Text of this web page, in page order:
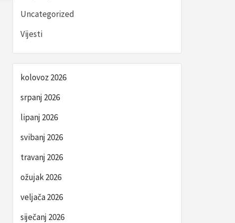
Uncategorized
Vijesti
kolovoz 2026
srpanj 2026
lipanj 2026
svibanj 2026
travanj 2026
ožujak 2026
veljača 2026
siječanj 2026